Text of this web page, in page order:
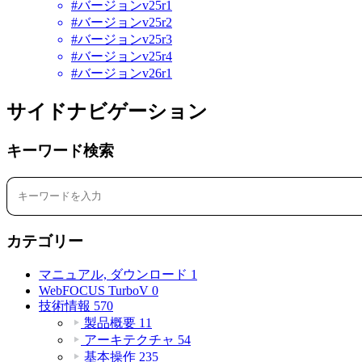
#バージョンv25r1
#バージョンv25r2
#バージョンv25r3
#バージョンv25r4
#バージョンv26r1
サイドナビゲーション
キーワード検索
カテゴリー
マニュアル, ダウンロード 1
WebFOCUS TurboV 0
技術情報 570
製品概要 11
アーキテクチャ 54
基本操作 235